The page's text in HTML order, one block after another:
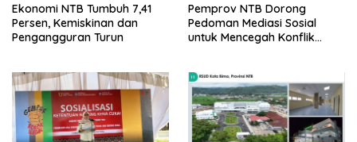
Ekonomi NTB Tumbuh 7,41
Persen, Kemiskinan dan
Pengangguran Turun
Pemprov NTB Dorong
Pedoman Mediasi Sosial
untuk Mencegah Konflik